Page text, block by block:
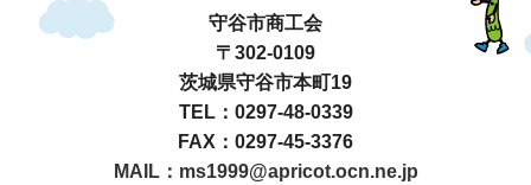
守谷市商工会
〒302-0109
茨城県守谷市本町19
TEL：0297-48-0339
FAX：0297-45-3376
MAIL：ms1999@apricot.ocn.ne.jp